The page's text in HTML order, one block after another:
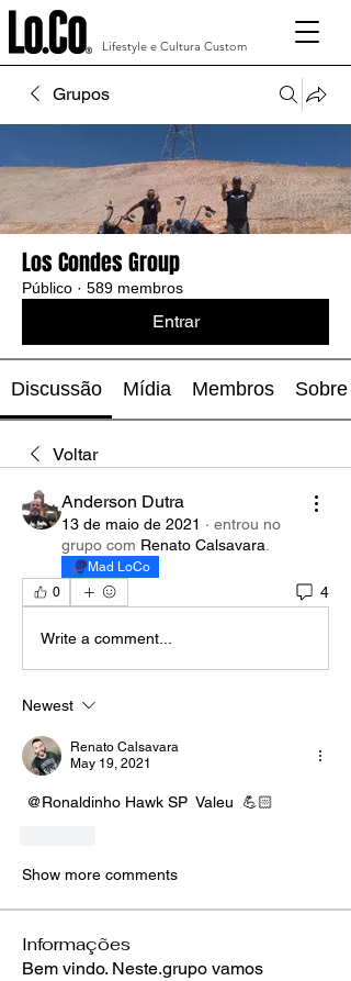
Lifestyle e Cultura Custom
Grupos
Los Condes Group
Público · 589 membros
Entrar
Discussão Mídia Membros Sobre
Voltar
Anderson Dutra
13 de maio de 2021 · entrou no
grupo com Renato Calsavara
Mad LoCo
0
4
Write a comment...
Newest
Renato Calsavara
May 19, 2021
@Ronaldinho Hawk SP Valeu  💪🏻
Show more comments
Informações
Bem vindo. Neste.grupo vamos